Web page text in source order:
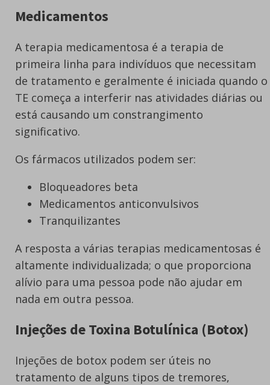
Medicamentos
A terapia medicamentosa é a terapia de
primeira linha para indivíduos que necessitam
de tratamento e geralmente é iniciada quando o
TE começa a interferir nas atividades diárias ou
está causando um constrangimento
significativo.
Os fármacos utilizados podem ser:
Bloqueadores beta
Medicamentos anticonvulsivos
Tranquilizantes
A resposta a várias terapias medicamentosas é
altamente individualizada; o que proporciona
alívio para uma pessoa pode não ajudar em
nada em outra pessoa.
Injeções de Toxina Botulínica (Botox)
Injeções de botox podem ser úteis no
tratamento de alguns tipos de tremores,